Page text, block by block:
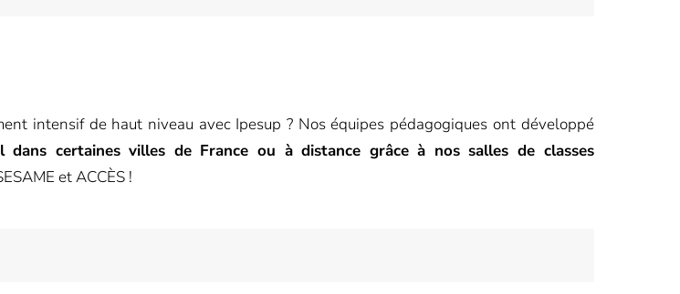
intensif de haut niveau avec Ipesup ? Nos équipes pédagogiques ont développé
dans certaines villes de France ou à distance grâce à nos salles de classes
et ACCÈS !